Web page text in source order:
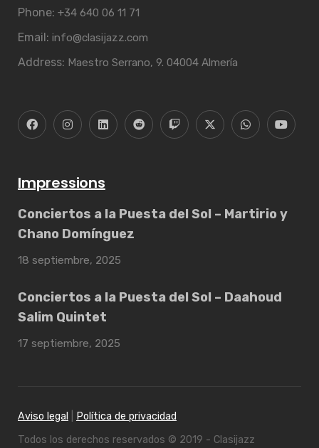
Phone: +34 640 06 11 71
Email: info@clasijazz.com
Address: Maestro Serrano, 9. 04004 Almería
Impressions
Conciertos a la Puesta del Sol – Martirio y
Chano Domínguez
18 septiembre, 2025
Conciertos a la Puesta del Sol – Daahoud
Salim Quintet
17 septiembre, 2025
Aviso legal
Política de privacidad
Todos los derechos reservados © 2019 - Clasijazz